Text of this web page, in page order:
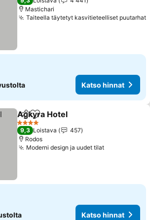
Mastichari
Taiteella täytetyt kasvitieteelliset puutarhat
Katso hinnat
Jaa Lisää suosikkeihin
Agkyra Hotel
4 Tähtiluokitus
9,3 Loistava
457
Rodos
Moderni design ja uudet tilat
Katso hinnat